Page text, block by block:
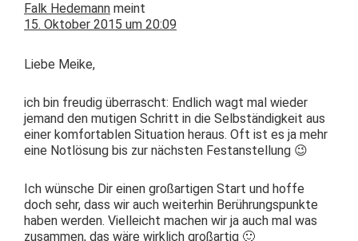
Falk Hedemann meint
15. Oktober 2015 um 20:09
Liebe Meike,
ich bin freudig über­rascht: Endlich wagt mal wieder
jemand den muti­gen Schritt in die Selb­ständigkeit aus
ein­er kom­fort­ablen Sit­u­a­tion her­aus. Oft ist es ja mehr
eine Notlö­sung bis zur näch­sten Festanstellung 😉
Ich wün­sche Dir einen großar­ti­gen Start und hoffe
doch sehr, dass wir auch weit­er­hin Berührungspunk­te
haben wer­den. Vielle­icht machen wir ja auch mal was
zusam­men, das wäre wirk­lich großartig 🙂